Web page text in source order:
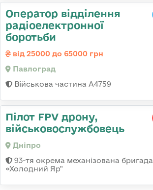
Оператор відділення
радіоелектронної
боротьби
від 25000 до 65000 грн
Павлоград
Військова частина А4759
Пілот FPV дрону,
військовослужбовець
Дніпро
93-тя окрема механізована бригада
«Холодний Яр"